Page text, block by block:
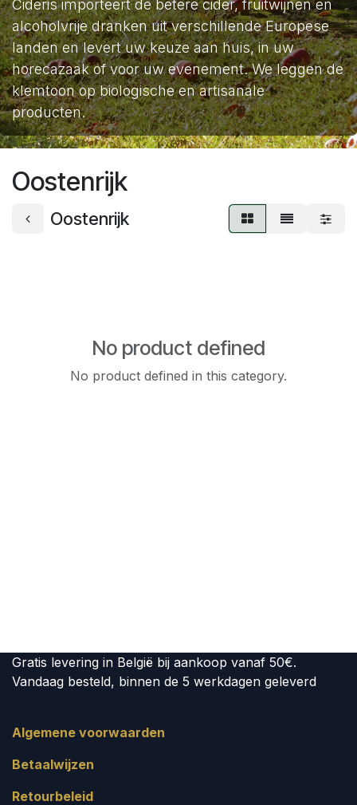
Cideris importeert de betere cider, fruitwijnen en
alcoholvrije dranken uit verschillende Europese
landen en levert uw keuze aan huis, in uw
horecazaak of voor uw evenement. We leggen de
klemtoon op biologische en artisanale
producten.
Oostenrijk
Oostenrijk
No product defined
No product defined in this category.
Gratis levering in België bij aankoop vanaf 50€.
Vandaag besteld, binnen de 5 werkdagen geleverd
Algemene voorwaarden
Betaalwijzen
Retourbeleid